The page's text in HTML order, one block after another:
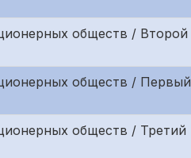
обществ / Второй
обществ / Первый
обществ / Третий